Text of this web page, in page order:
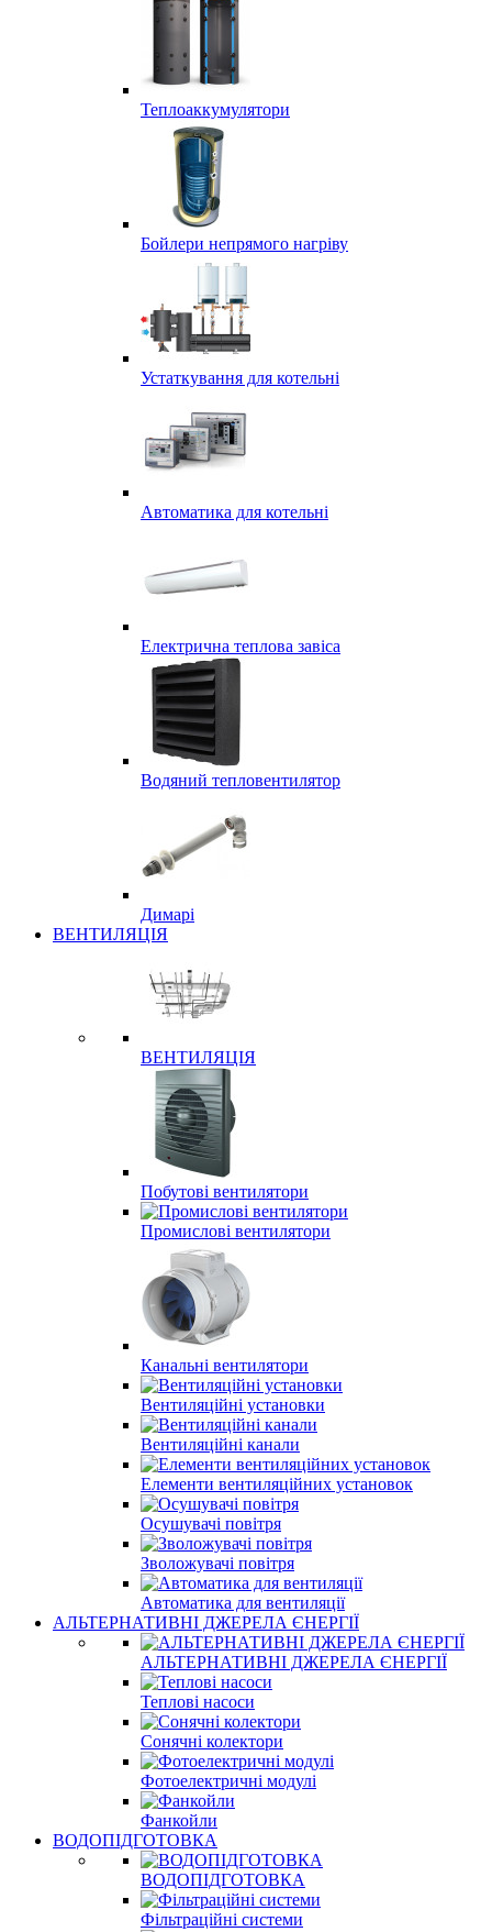
Теплоаккумулятори
Бойлери непрямого нагріву
Устаткування для котельні
Автоматика для котельні
Електрична теплова завіса
Водяний тепловентилятор
Димарі
ВЕНТИЛЯЦІЯ
ВЕНТИЛЯЦІЯ
Побутові вентилятори
Промислові вентилятори
Канальні вентилятори
Вентиляційні установки
Вентиляційні канали
Елементи вентиляційних установок
Осушувачі повітря
Зволожувачі повітря
Автоматика для вентиляції
АЛЬТЕРНАТИВНІ ДЖЕРЕЛА ЄНЕРГІЇ
АЛЬТЕРНАТИВНІ ДЖЕРЕЛА ЄНЕРГІЇ
Теплові насоси
Сонячні колектори
Фотоелектричні модулі
Фанкойли
ВОДОПІДГОТОВКА
ВОДОПІДГОТОВКА
Фільтраційні системи